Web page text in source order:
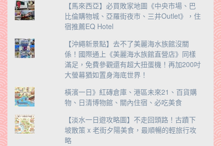
【馬來西亞】必買敗家地圖《中央市場、巴
比倫購物城、亞羅街夜市、三井Outlet》，住
宿推薦EQ Hotel
【沖繩新景點】去不了美麗海水族館沒關
係！國際通上《美麗海水族館直營店》同樣
滿足，免費參觀還有超大扭蛋機！再加200吋
大螢幕猶如置身海底世界！
橫濱一日》紅磚倉庫、港區未來21、百貨購
物、日清博物館、關內住宿、必吃美食
【淡水一日遊攻略圖】不走回頭路！古蹟下
坡散策 x 老街夕陽美食，最順暢的輕旅行攻
略